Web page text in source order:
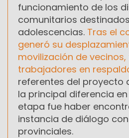
funcionamiento de los
comunitarios
adolescencias. Tras el
generó su
movilización de
trabajadores en
referentes del proyecto
la principal diferencia
etapa fue haber
instancia de diálogo
provinciales.